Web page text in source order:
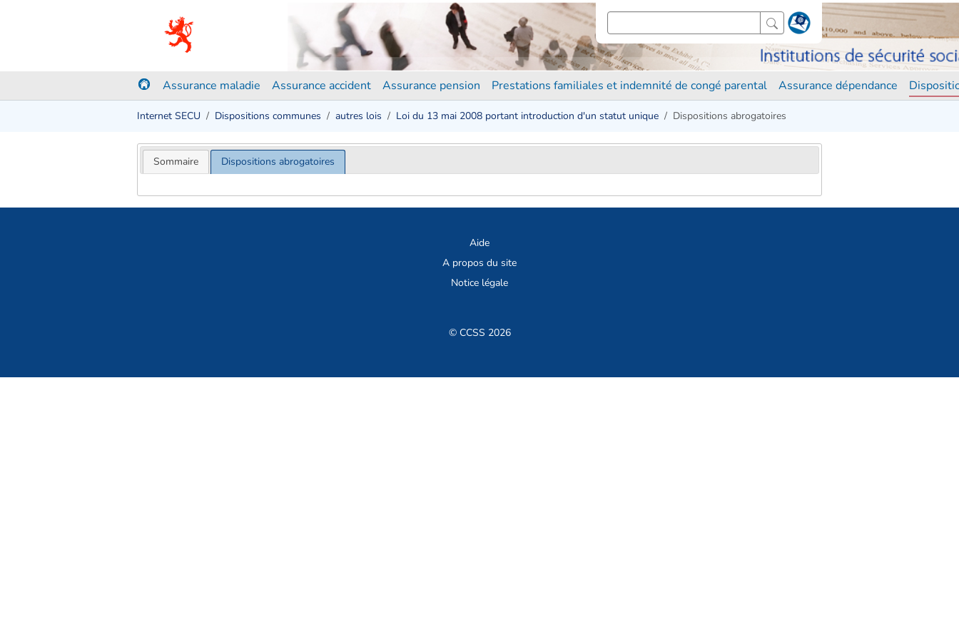
Assurance maladie Assurance accident Assurance pension Prestations familiales et indemnité de congé parental Assurance dépendance
Internet SECU Dispositions communes autres lois Loi du 13 mai 2008 portant introduction d'un statut unique Dispositions abrogatoires
Sommaire Dispositions abrogatoires
Aide
A propos du site
Notice légale
© CCSS 2026